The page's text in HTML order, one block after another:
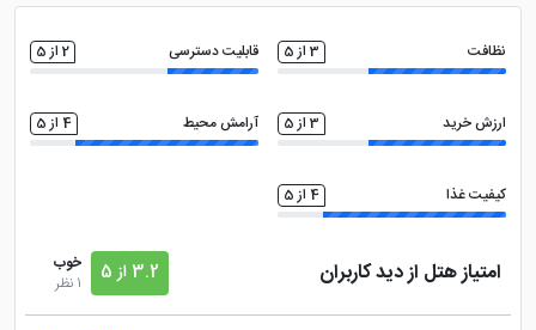
روم سرویس 24 ساعته کافی نت
اتاق چمدان
نظافت 3 از 5 قابلیت دسترسی 2 از 5
ارزش خرید 3 از 5 آرامش محیط 4 از 5
کیفیت غذا 4 از 5
امتیاز هتل از دید کاربران 3.2 از 5
خوب
1 نظر